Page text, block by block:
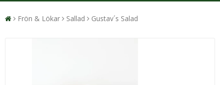
Frön & Lökar Sallad Gustav´s Salad